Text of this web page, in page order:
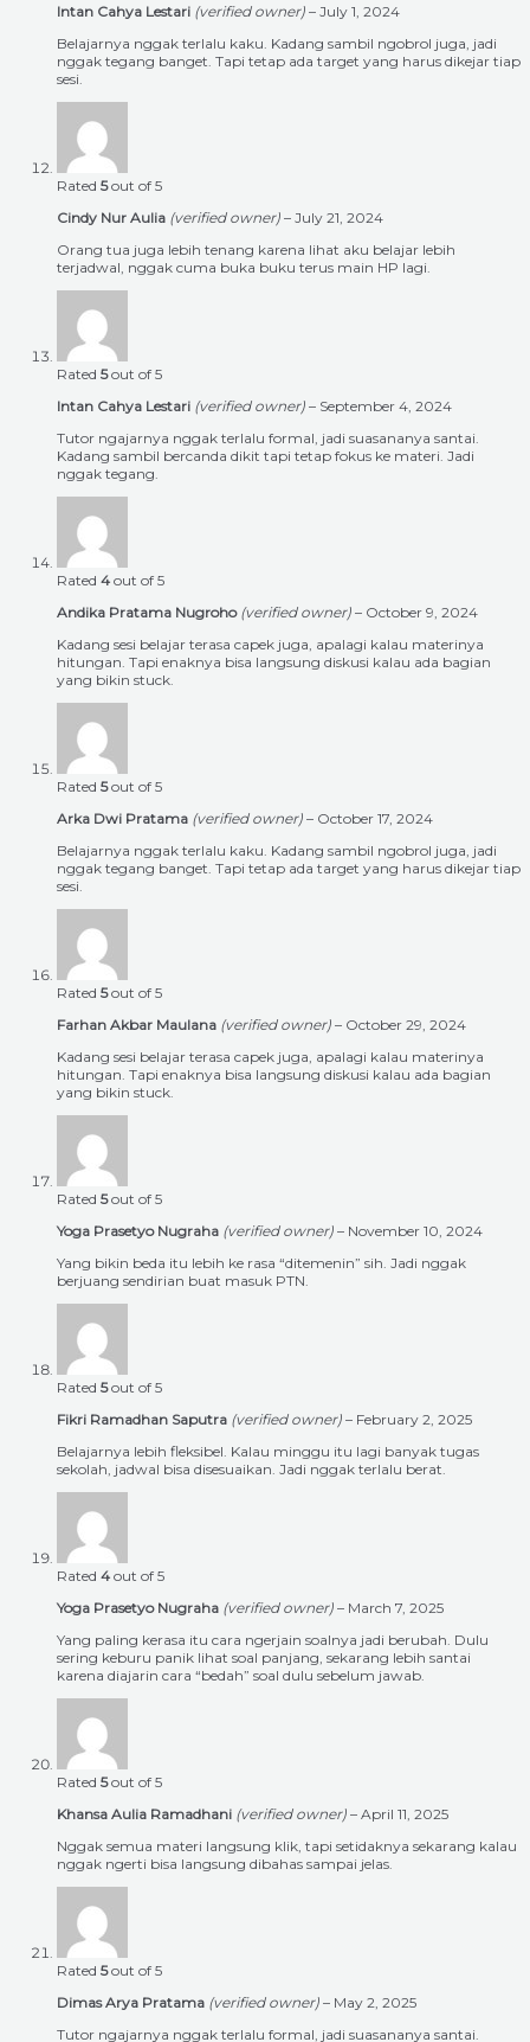
Intan Cahya Lestari (verified owner) – July 1, 2024
Belajarnya nggak terlalu kaku. Kadang sambil ngobrol juga, jadi
nggak tegang banget. Tapi tetap ada target yang harus dikejar tiap
sesi.
Rated 5out of 5
Cindy Nur Aulia (verified owner) – July 21, 2024
Orang tua juga lebih tenang karena lihat aku belajar lebih
terjadwal, nggak cuma buka buku terus main HP lagi.
Rated 5out of 5
Intan Cahya Lestari (verified owner) – September 4, 2024
Tutor ngajarnya nggak terlalu formal, jadi suasananya santai.
Kadang sambil bercanda dikit tapi tetap fokus ke materi. Jadi
nggak tegang.
Rated 4 out of 5
Andika Pratama Nugroho (verified owner) – October 9, 2024
Kadang sesi belajar terasa capek juga, apalagi kalau materinya
hitungan. Tapi enaknya bisa langsung diskusi kalau ada bagian
yang bikin stuck.
Rated 5out of 5
Arka Dwi Pratama (verified owner) – October 17, 2024
Belajarnya nggak terlalu kaku. Kadang sambil ngobrol juga, jadi
nggak tegang banget. Tapi tetap ada target yang harus dikejar tiap
sesi.
Rated 5out of 5
Farhan Akbar Maulana (verified owner) – October 29, 2024
Kadang sesi belajar terasa capek juga, apalagi kalau materinya
hitungan. Tapi enaknya bisa langsung diskusi kalau ada bagian
yang bikin stuck.
Rated 5out of 5
Yoga Prasetyo Nugraha (verified owner) – November 10, 2024
Yang bikin beda itu lebih ke rasa “ditemenin” sih. Jadi nggak
berjuang sendirian buat masuk PTN.
Rated 5out of 5
Fikri Ramadhan Saputra (verified owner) – February 2, 2025
Belajarnya lebih fleksibel. Kalau minggu itu lagi banyak tugas
sekolah, jadwal bisa disesuaikan. Jadi nggak terlalu berat.
Rated 4 out of 5
Yoga Prasetyo Nugraha (verified owner) – March 7, 2025
Yang paling kerasa itu cara ngerjain soalnya jadi berubah. Dulu
sering keburu panik lihat soal panjang, sekarang lebih santai
karena diajarin cara “bedah” soal dulu sebelum jawab.
Rated 5out of 5
Khansa Aulia Ramadhani (verified owner) – April 11, 2025
Nggak semua materi langsung klik, tapi setidaknya sekarang kalau
nggak ngerti bisa langsung dibahas sampai jelas.
Rated 5out of 5
Dimas Arya Pratama (verified owner) – May 2, 2025
Tutor ngajarnya nggak terlalu formal, jadi suasananya santai.